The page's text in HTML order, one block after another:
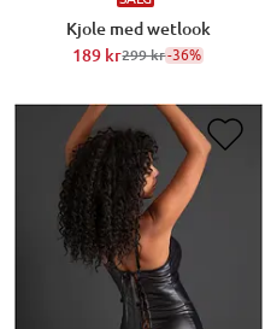
Kjole med wetlook
189 kr299 kr-36%